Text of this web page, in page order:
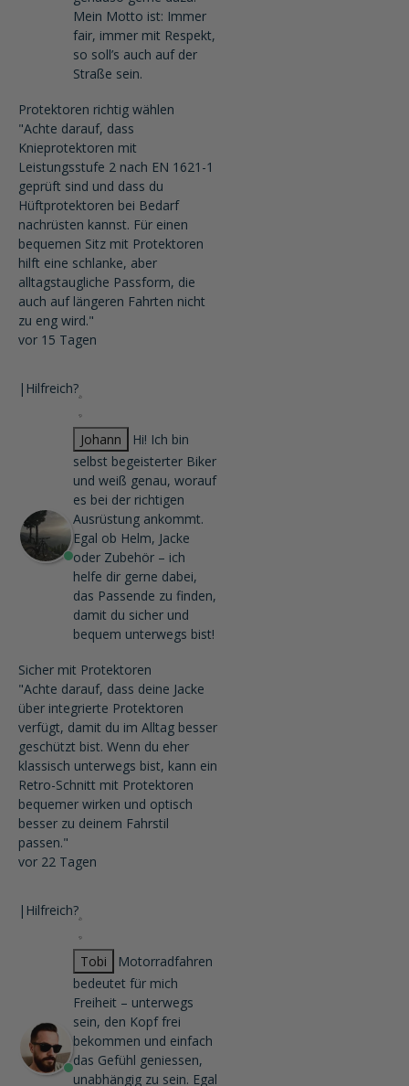
Mein Motto ist: Immer
fair, immer mit Respekt,
so soll’s auch auf der
Straße sein.
Protektoren richtig wählen
"Achte darauf, dass
Knieprotektoren mit
Leistungsstufe 2 nach EN 1621-1
geprüft sind und dass du
Hüftprotektoren bei Bedarf
nachrüsten kannst. Für einen
bequemen Sitz mit Protektoren
hilft eine schlanke, aber
alltagstaugliche Passform, die
auch auf längeren Fahrten nicht
zu eng wird."
vor 15 Tagen
| Hilfreich?
Johann
Hi! Ich bin
selbst begeisterter Biker
und weiß genau, worauf
es bei der richtigen
Ausrüstung ankommt.
Egal ob Helm, Jacke
oder Zubehör – ich
helfe dir gerne dabei,
das Passende zu finden,
damit du sicher und
bequem unterwegs bist!
Sicher mit Protektoren
"Achte darauf, dass deine Jacke
über integrierte Protektoren
verfügt, damit du im Alltag besser
geschützt bist. Wenn du eher
klassisch unterwegs bist, kann ein
Retro-Schnitt mit Protektoren
bequemer wirken und optisch
besser zu deinem Fahrstil
passen."
vor 22 Tagen
| Hilfreich?
Tobi
Motorradfahren
bedeutet für mich
Freiheit – unterwegs
sein, den Kopf frei
bekommen und einfach
das Gefühl geniessen,
unabhängig zu sein. Egal